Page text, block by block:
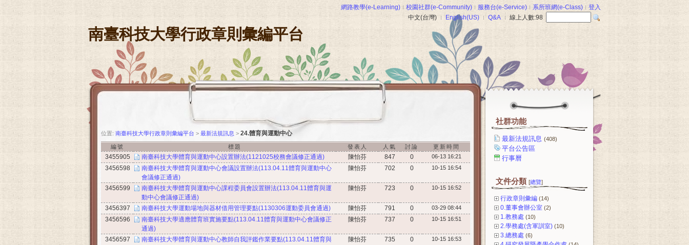
網路教學(e-Learning) 校園社群(e-Community) 服務台(e-Service) 系所班網(e-Class)
登入
中文(台灣)
English(US) Q&A 線上人數:98
南臺科技大學行政章則彙編平台
社群功能
最新法規訊息 (408)
平台公告區
行事曆
文件分類 [總覽]
行政章則彙編 (14)
0.董事會辦公室 (2)
1.教務處 (10)
2.學務處(含軍訓室) (10)
3.總務處 (6)
位置: 南臺科技大學行政章則彙編平台 > 最新法規訊息 > 24.體育與運動中心
編號 標題 發表人 人氣 討論 更新時間
3455905 南臺科技大學體育與運動中心設置辦法(1121025校務會議修正通過) 陳怡芬 847 0 06-13 16:21
3456598
南臺科技大學體育與運動中心會議設置辦法(113.04.11體育與運動中心
會議修正通過)
陳怡芬 702 0 10-15 16:54
3456599
南臺科技大學體育與運動中心課程委員會設置辦法(113.04.11體育與運
動中心會議修正通過)
陳怡芬 723 0 10-15 16:52
3456397 南臺科技大學運動場地與器材借用管理要點(1130306運動委員會通過) 陳怡芬 791 0 03-29 08:44
3456596
南臺科技大學適應體育班實施要點(113.04.11體育與運動中心會議修正
通過)
陳怡芬 737 0 10-15 16:51
3456597
南臺科技大學體育與運動中心教師自我評鑑作業要點(113.04.11體育與
陳怡芬 735 0 10-15 16:53